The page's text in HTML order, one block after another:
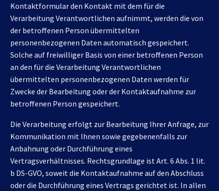
Kontaktformular den Kontakt mit dem für die
Verarbeitung Verantwortlichen aufnimmt, werden die von
der betroffenen Person übermittelten
personenbezogenen Daten automatisch gespeichert.
Solche auf freiwilliger Basis von einer betroffenen Person
an den für die Verarbeitung Verantwortlichen
übermittelten personenbezogenen Daten werden für
Zwecke der Bearbeitung oder der Kontaktaufnahme zur
betroffenen Person gespeichert.
Die Verarbeitung erfolgt zur Bearbeitung Ihrer Anfrage, zur
Kommunikation mit Ihnen sowie gegebenenfalls zur
Anbahnung oder Durchführung eines
Vertragsverhältnisses. Rechtsgrundlage ist Art. 6 Abs. 1 lit.
b DS-GVO, soweit die Kontaktaufnahme auf den Abschluss
oder die Durchführung eines Vertrags gerichtet ist. In allen